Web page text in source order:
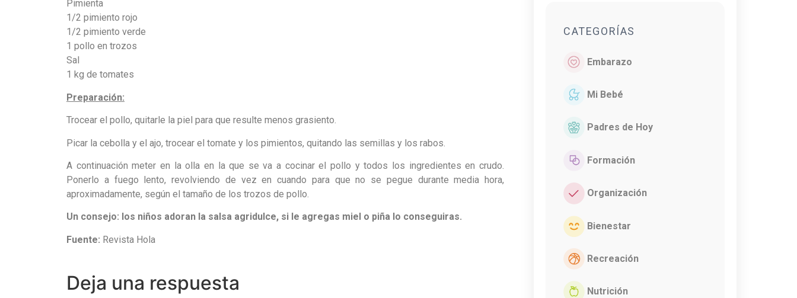
Pimienta
1/2 pimiento rojo
1/2 pimiento verde
1 pollo en trozos
Sal
1 kg de tomates
Preparación:
Trocear el pollo, quitarle la piel para que resulte menos grasiento.
Picar la cebolla y el ajo, trocear el tomate y los pimientos, quitando las semillas y los rabos.
A continuación meter en la olla en la que se va a cocinar el pollo y todos los ingredientes en crudo.
Ponerlo a fuego lento, revolviendo de vez en cuando para que no se pegue durante media hora,
aproximadamente, según el tamaño de los trozos de pollo.
Un consejo: los niños adoran la salsa agridulce, si le agregas miel o piña lo conseguiras.
Fuente: Revista Hola
Deja una respuesta
CATEGORÍAS
Embarazo
Mi Bebé
Padres de Hoy
Formación
Organización
Bienestar
Recreación
Nutrición